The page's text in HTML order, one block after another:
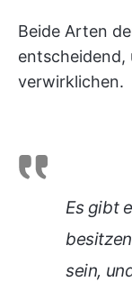
Beide Arten
entscheidend,
verwirklichen.
Es gibt
sein,